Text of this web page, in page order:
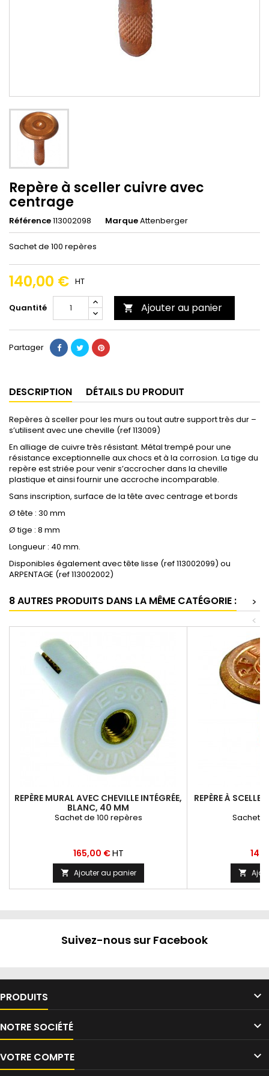
Repère à sceller cuivre avec
centrage
Référence113002098 MarqueAttenberger
Sachet de 100 repères
140,00 € HT
Quantité  Ajouter au panier
Partager
DESCRIPTION DÉTAILS DU PRODUIT
Repères à sceller pour les murs ou tout autre support très dur –
s’utilisent avec une cheville (ref 113009)
En alliage de cuivre très résistant. Métal trempé pour une
résistance exceptionnelle aux chocs et à la corrosion. La tige du
repère est striée pour venir s’accrocher dans la cheville
plastique et ainsi fournir une accroche incomparable.
Sans inscription, surface de la tête avec centrage et bords
Ø tête : 30 mm
Ø tige : 8 mm
Longueur : 40 mm.
Disponibles également avec tête lisse (ref 113002099) ou
ARPENTAGE (ref 113002002)
8 AUTRES PRODUITS DANS LA MÊME CATÉGORIE :
>
<
REPÈRE MURAL AVEC CHEVILLE INTÉGRÉE,
BLANC, 40 MM
Sachet de 100 repères
Prix
165,00 €HT
 Ajouter au panier
REPÈRE À
Sachet
Prix

Suivez-nous sur Facebook
PRODUITS 
NOTRE SOCIÉTÉ 
VOTRE COMPTE 